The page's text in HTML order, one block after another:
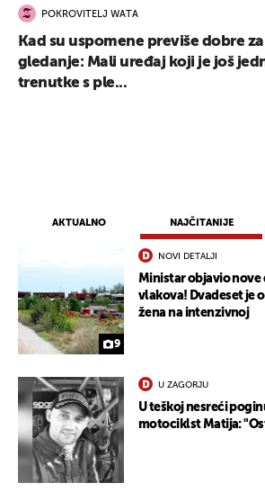
AKTUALNO NAJČITANIJE
9
NOVI DETALJI
Ministar objavio nove
vlakova! Dvadeset je
žena na intenzivnoj
U ZAGORJU
U teškoj nesreći
motociklst Matija:
POKROVITELJ WATA
Kad su uspomene previše dobre
gledanje: Mali uređaj koji je još
trenutke s ple...